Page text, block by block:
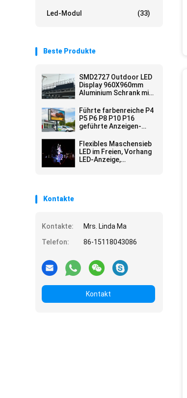
Led-Modul (33)
Beste Produkte
SMD2727 Outdoor LED
Display 960X960mm
Aluminium Schrank mit
Führte farbenreiche P4
P5 P6 P8 P10 P16
geführte Anzeigen-
Freien Schirm-
Stadiums-Schirm-
Wand
Flexibles Maschensieb
LED im Freien, Vorhang
LED-Anzeige,
Kontakte
Kontakte:
Mrs. Linda Ma
Telefon:
86-15118043086
Kontakt